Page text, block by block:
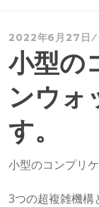
2022年6月27日
小型の
ンウォ
す。
小型のコンプリ
3つの超複雑機構